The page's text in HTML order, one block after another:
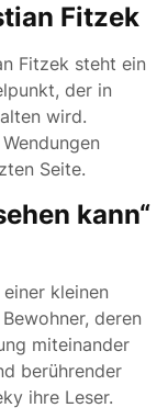
Fitzek
Fitzek steht ein
der in
wird.
Seite.
kann“
kleinen
deren
miteinander
berührender
ihre Leser.